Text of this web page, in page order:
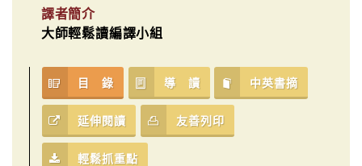
譯者簡介
大師輕鬆讀編譯小組
目 錄 導 讀 中英書摘
延伸閱讀 友善列印
輕鬆抓重點